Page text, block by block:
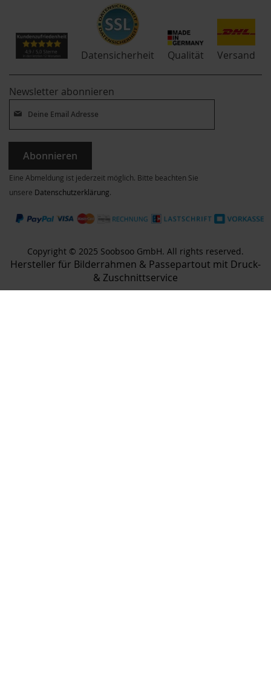
Datensicherheit Qualität Versand
Newsletter abonnieren
Abonnieren
Eine Abmeldung ist jederzeit möglich. Bitte beachten Sie
unsere Datenschutzerklärung.
Copyright © 2025 Soobsoo GmbH. All rights reserved.
Hersteller für Bilderrahmen & Passepartout mit Druck-
& Zuschnittservice